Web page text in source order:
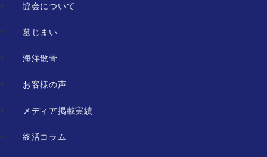
協会について
墓じまい
海洋散骨
お客様の声
メディア掲載実績
終活コラム